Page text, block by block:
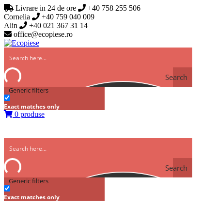
Livrare in 24 de ore
+40 758 255 506
Cornelia
+40 759 040 009
Alin
+40 021 367 31 14
office@ecopiese.ro
Search
Generic filters
Exact matches only
0 produse
Search
Generic filters
Exact matches only